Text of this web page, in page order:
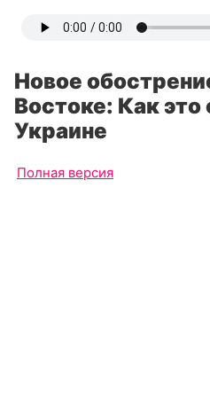
Новое
Востоке: Как это
Украине
Полная версия